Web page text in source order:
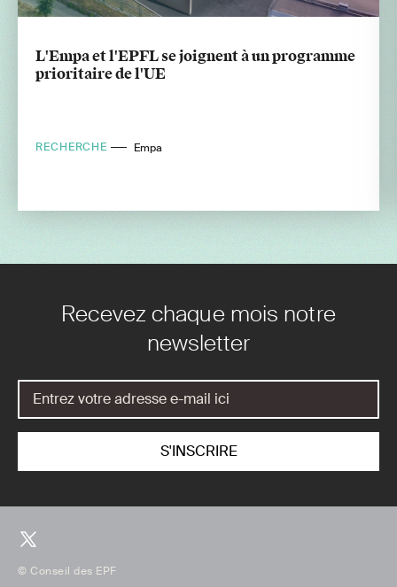
L'Empa et l'EPFL se joignent à un programme
prioritaire de l'UE
RECHERCHE Empa
Recevez chaque mois notre
newsletter
© Conseil des EPF